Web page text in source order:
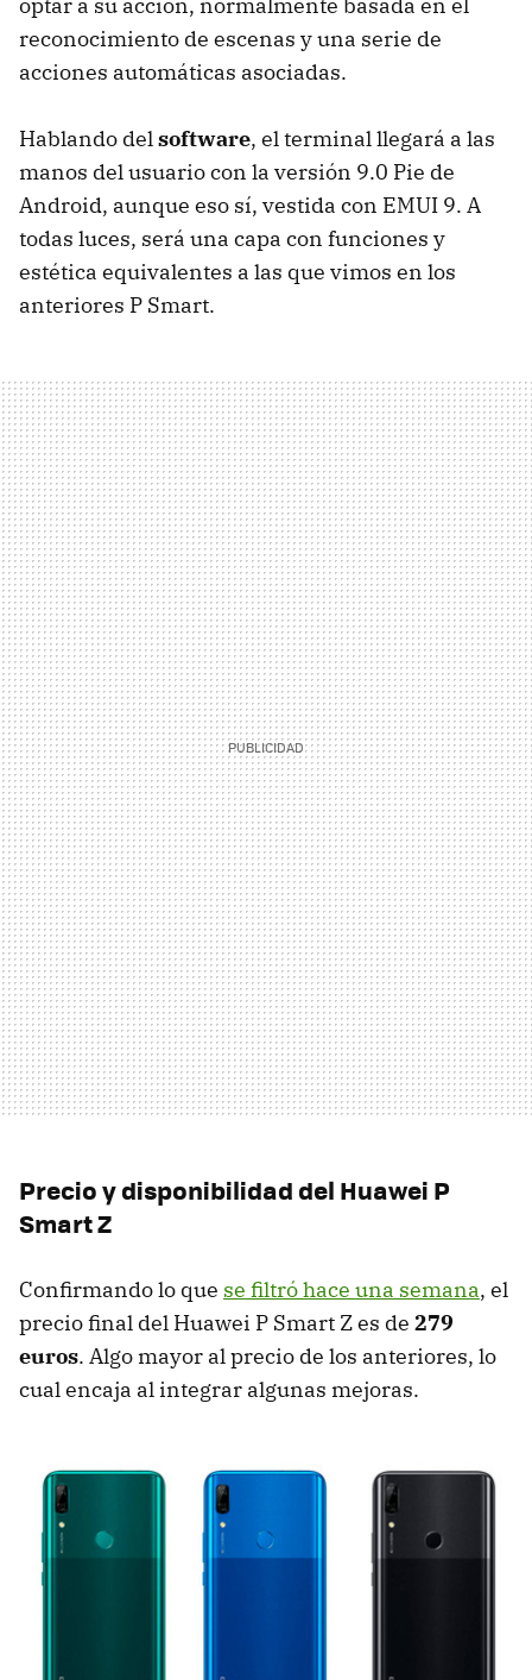
reconocimiento de escenas y una serie de
acciones automáticas asociadas.
Hablando del software, el terminal llegará a las
manos del usuario con la versión 9.0 Pie de
Android, aunque eso sí, vestida con EMUI 9. A
todas luces, será una capa con funciones y
estética equivalentes a las que vimos en los
anteriores P Smart.
Precio y disponibilidad del Huawei P
Smart Z
Confirmando lo que se filtró hace una semana, el
precio final del Huawei P Smart Z es de 279
euros. Algo mayor al precio de los anteriores, lo
cual encaja al integrar algunas mejoras.